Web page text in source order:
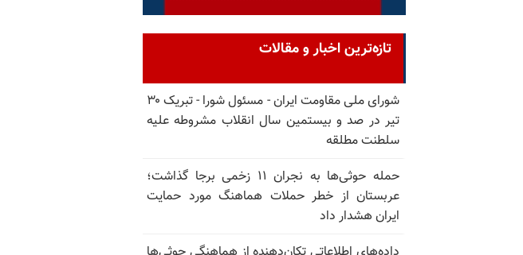
تازه‌ترین اخبار و مقالات
شورای ملی مقاومت ایران - مسئول شورا - تبریک ۳۰
تیر در صد و بیستمین سال انقلاب مشروطه علیه
سلطنت مطلقه
حمله حوثی‌ها به نجران ۱۱ زخمی برجا گذاشت؛
عربستان از خطر حملات هماهنگ مورد حمایت
ایران هشدار داد